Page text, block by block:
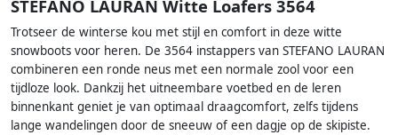
STEFANO LAURAN Witte Loafers 3564
Trotseer de winterse kou met stijl en comfort in deze witte
snowboots voor heren. De 3564 instappers van STEFANO LAURAN
combineren een ronde neus met een normale zool voor een
tijdloze look. Dankzij het uitneembare voetbed en de leren
binnenkant geniet je van optimaal draagcomfort, zelfs tijdens
lange wandelingen door de sneeuw of een dagje op de skipiste.